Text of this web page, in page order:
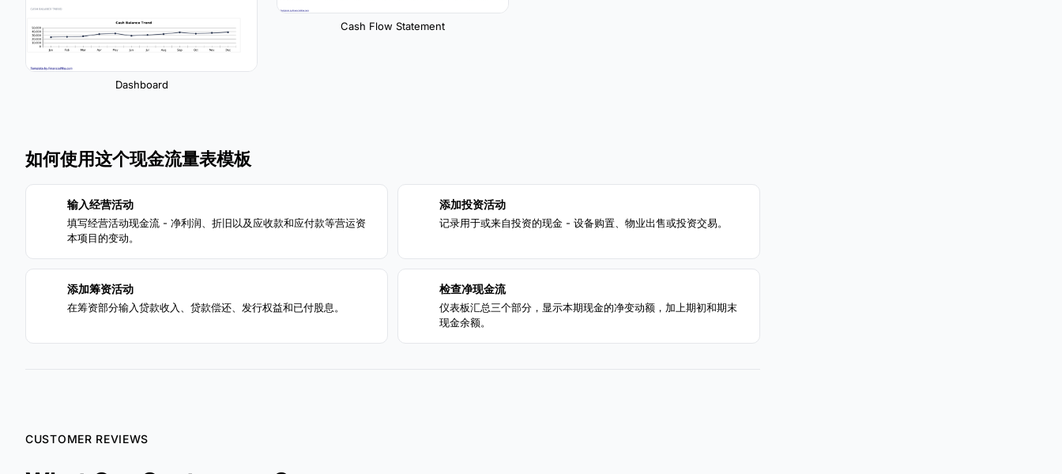
Dashboard
Cash Flow Statement
如何使用这个现金流量表模板
输入经营活动
填写经营活动现金流 - 净利润、折旧以及应收款和应付款等营运资
本项目的变动。
添加投资活动
记录用于或来自投资的现金 - 设备购置、物业出售或投资交易。
添加筹资活动
在筹资部分输入贷款收入、贷款偿还、发行权益和已付股息。
检查净现金流
仪表板汇总三个部分，显示本期现金的净变动额，加上期初和期末
现金余额。
CUSTOMER REVIEWS